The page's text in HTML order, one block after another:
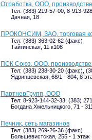
Отработка, ООО,
Тел: (383) 219-57-00, 8-913-
Дачная, 18
ПРОКОНСИМ, ЗАО, торговая
Тел: (383) 363-02-62 (факс)
Тайгинская, 11 к108
ПСК Союз, ООО,
Тел: (383) 238-30-20 (факс),
Ядринцевская, 68/1 - 804; 8
ПартнерГрупп, ООО
Тел: 8-923-144-32-33, (383)
Богдана Хмельницкого, 71 -
Печник, сеть магазинов
Тел: (383) 269-26-36 (факс)
Большевистская, 255 - 1 этаж